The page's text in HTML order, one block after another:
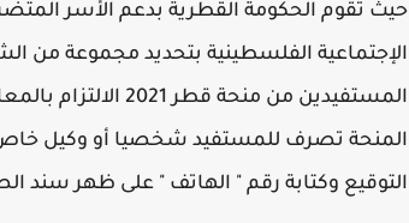
حيث تقوم الحكومة القطرية بدعم الأسر
الإجتماعية الفلسطينية بتحديد مجموعة من
المستفيدين من منحة قطر 2021 الالتزام بالمعايير التي حددتها وزارة التنمية الاجتماعية الفلسطينية وهي كالتالي :
المنحة تصرف للمستفيد شخصيا أو وكيل
التوقيع وكتابة رقم " الهاتف " على ظهر